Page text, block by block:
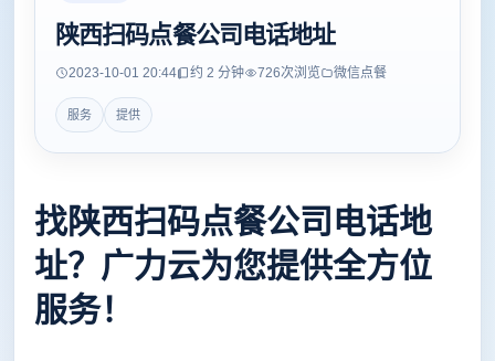
陕西扫码点餐公司电话地址
2023-10-01 20:44 约 2 分钟 726次浏览 微信点餐
服务 提供
找陕西扫码点餐公司电话地
址？广力云为您提供全方位
服务！